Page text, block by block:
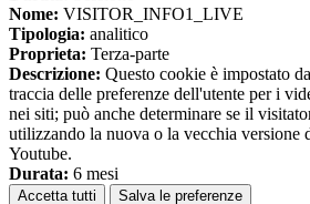
Nome: VISITOR_INFO1_LIVE
Tipologia: analitico
Proprieta: Terza-parte
Descrizione: Questo cookie è impostato
traccia delle preferenze dell'utente per i
nei siti; può anche determinare se il
utilizzando la nuova o la vecchia versione
Youtube.
Durata: 6 mesi
Accetta tutti Salva le preferenze